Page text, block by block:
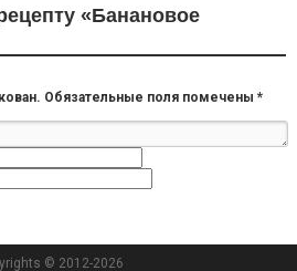
«Банановое
Обязательные поля помечены *
© 2012-2026